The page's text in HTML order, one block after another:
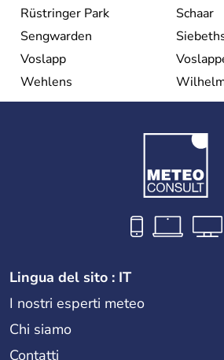
Rüstringer Park
Schaar
Sengwarden
Voslapp
Wehlens
Lingua del sito : IT
I nostri esperti meteo
Chi siamo
Contatti